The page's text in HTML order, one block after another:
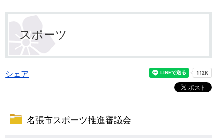
スポーツ
シェア
名張市スポーツ推進審議会